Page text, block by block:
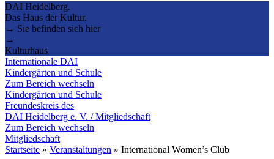
DAI Heidelberg.
Das Haus der Kultur.
→ Sie befinden sich hier
→
Kulturhaus
Internationale DAI
Kindergärten und Schule
Zum Bereich wechseln
Kindergärten und Schule
Freundeskreis des
DAI Heidelberg e. V. / Mitgliedschaft
Zum Bereich wechseln
Mitgliedschaft
Startseite » Veranstaltungen » International Women’s Club